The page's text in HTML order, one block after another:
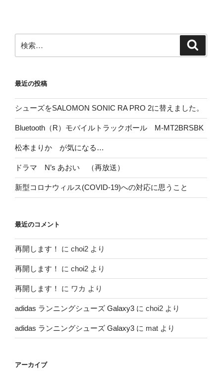
ン
索:
最近の投稿
シューズをSALOMON SONIC RA PRO 2に替えました。
Bluetooth（R）モバイルトラックボール M-MT2BRSBK
松本まりか が気になる…
ドラマ N’s あおい （再放送）
新型コロナウィルス(COVID-19)への対応に思うこと
最近のコメント
再開します！ に choi2 より
再開します！ に choi2 より
再開します！ に ワカ より
adidas ランニングシューズ Galaxy3 に choi2 より
adidas ランニングシューズ Galaxy3 に mat より
アーカイブ